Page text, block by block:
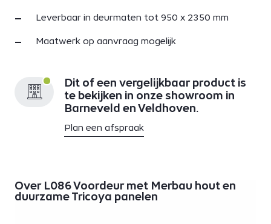
Leverbaar in deurmaten tot 950 x 2350 mm
Maatwerk op aanvraag mogelijk
Dit of een vergelijkbaar product is
te bekijken in onze showroom in
Barneveld en Veldhoven.
Plan een afspraak
Over L086 Voordeur met Merbau hout en
duurzame Tricoya panelen